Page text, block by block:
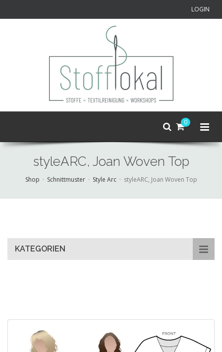
LOGIN
0
styleARC, Joan Woven Top
Shop Schnittmuster Style Arc styleARC, Joan Woven Top
KATEGORIEN